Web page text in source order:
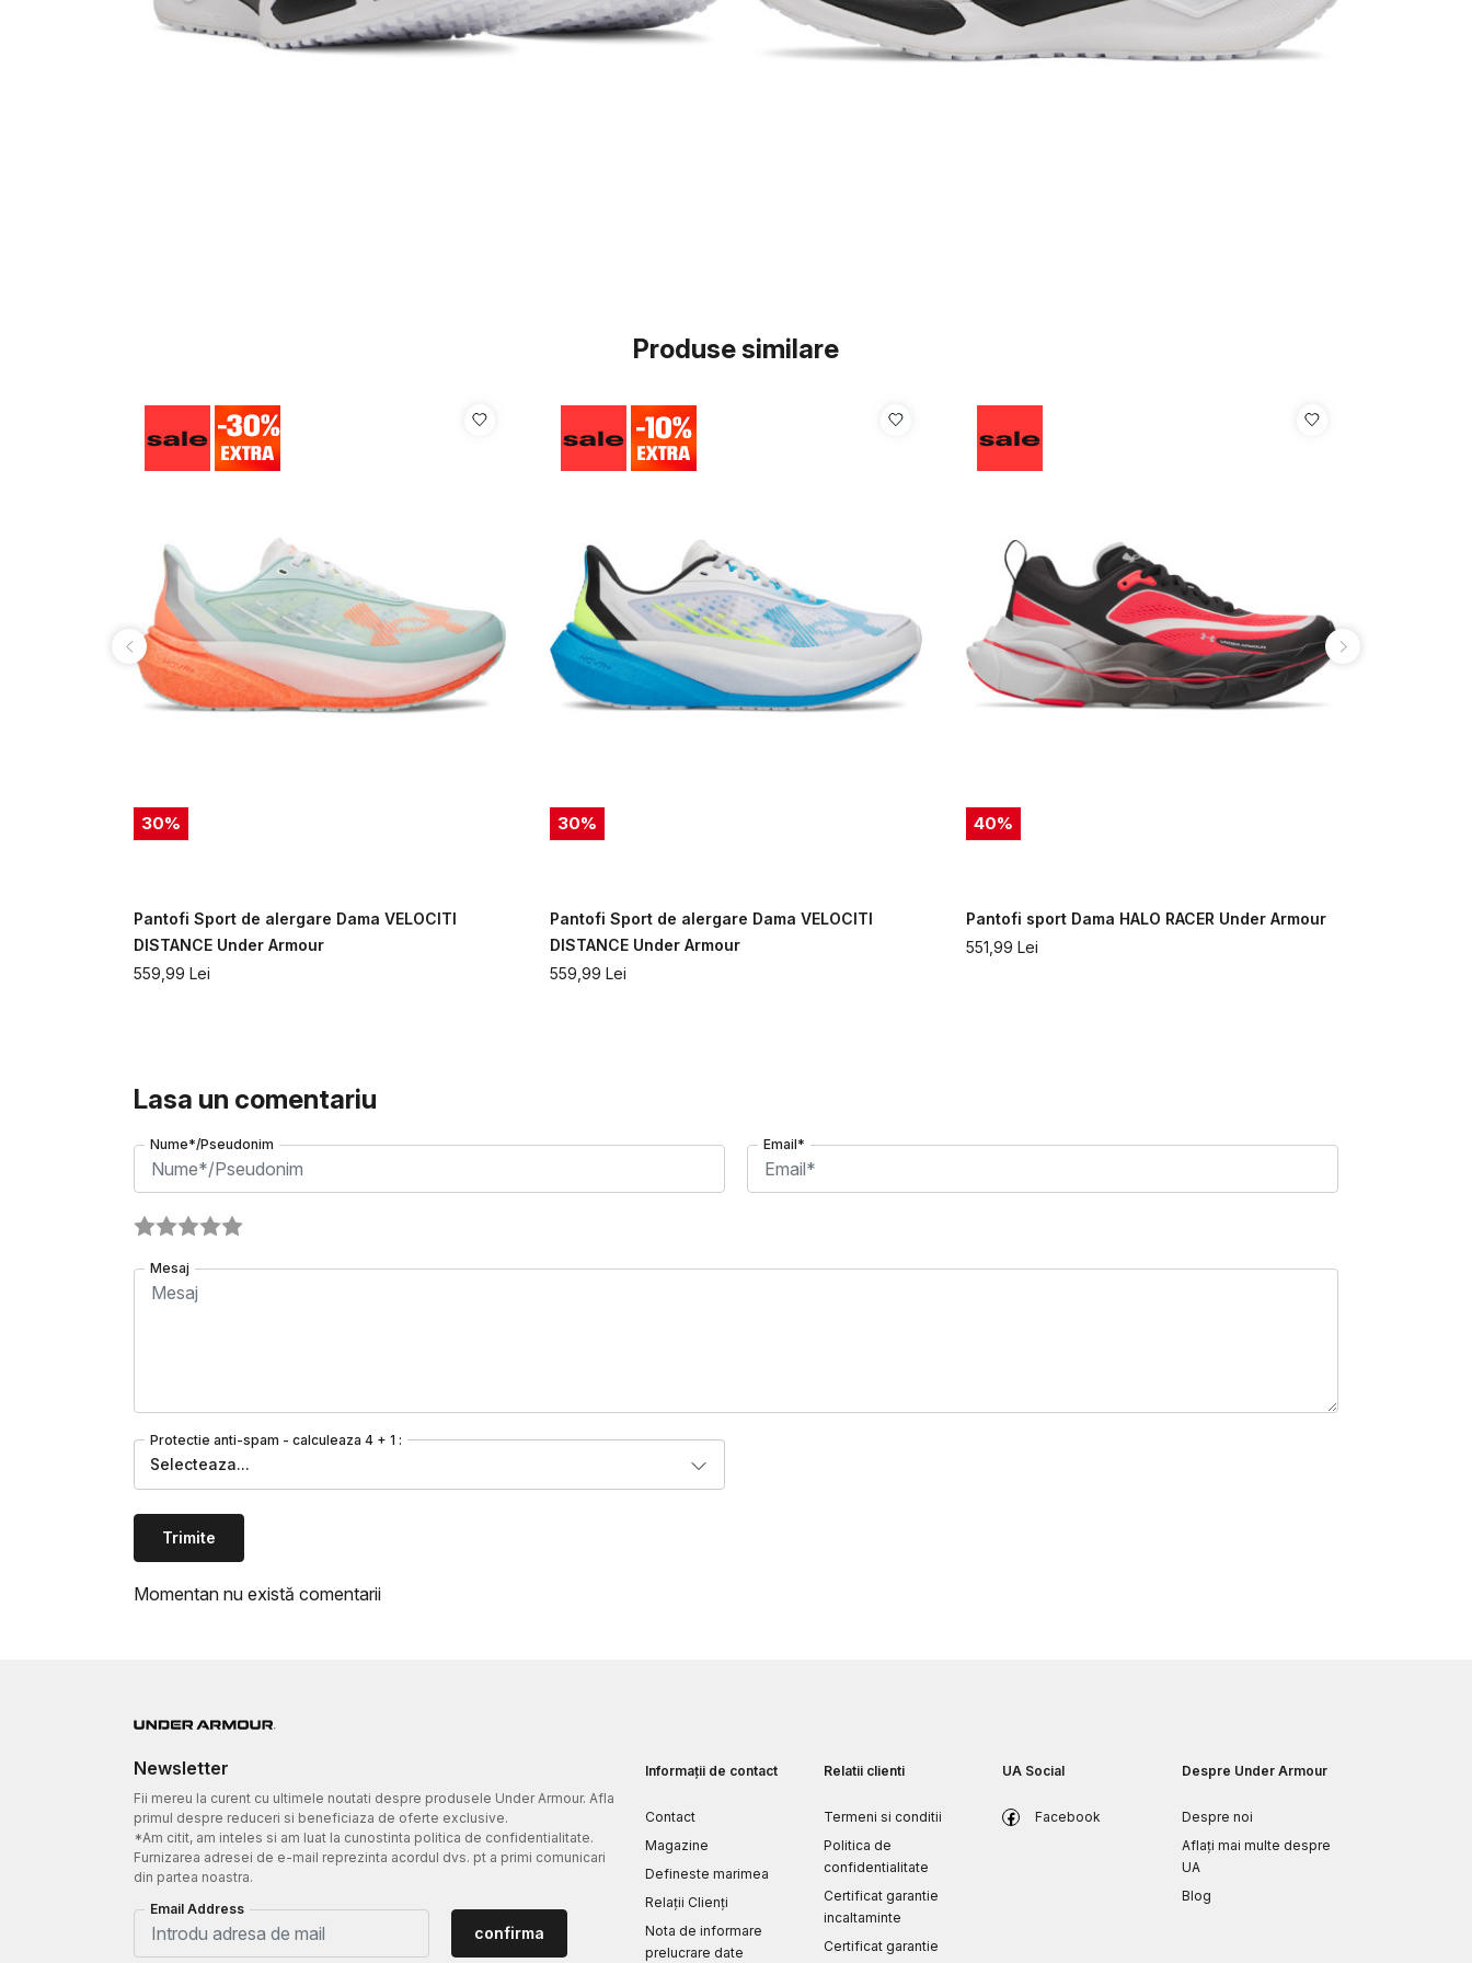
Produse similare
30%
Pantofi Sport de alergare Dama VELOCITI
DISTANCE Under Armour
559,99 Lei
30%
Pantofi Sport de alergare Dama VELOCITI
DISTANCE Under Armour
559,99 Lei
40%
Pantofi sport Dama HALO RACER Under Armour
551,99 Lei
Lasa un comentariu
Nume*/Pseudonim Email*
Mesaj
Protectie anti-spam - calculeaza 4 + 1 :
Selecteaza...
Trimite
Momentan nu există comentarii
Newsletter
Fii mereu la curent cu ultimele noutati despre produsele Under Armour. Afla
primul despre reduceri si beneficiaza de oferte exclusive.
*Am citit, am inteles si am luat la cunostinta politica de confidentialitate.
Furnizarea adresei de e-mail reprezinta acordul dvs. pt a primi comunicari
din partea noastra.
Email Address
confirma
Informații de contact
Contact
Magazine
Defineste marimea
Relații Clienți
Nota de informare
prelucrare date
Relatii clienti
Termeni si conditii
Politica de
confidentialitate
Certificat garantie
incaltaminte
Certificat garantie
UA Social
Facebook
Despre Under Armour
Despre noi
Aflați mai multe despre
UA
Blog